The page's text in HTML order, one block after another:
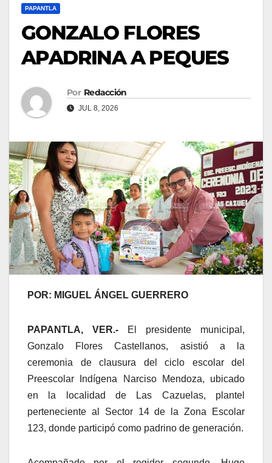
PAPANTLA
GONZALO FLORES
APADRINA A PEQUES
Por Redacción
JUL 8, 2026
POR: MIGUEL ÁNGEL GUERRERO
PAPANTLA, VER.- El presidente municipal,
Gonzalo Flores Castellanos, asistió a la
ceremonia de clausura del ciclo escolar del
Preescolar Indígena Narciso Mendoza, ubicado
en la localidad de Las Cazuelas, plantel
perteneciente al Sector 14 de la Zona Escolar
123, donde participó como padrino de generación.